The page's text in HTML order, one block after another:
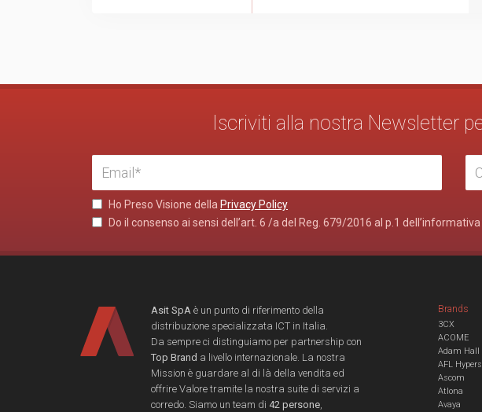
Iscriviti alla nostra Newsletter
Ho Preso Visione della Privacy Policy
Do il consenso ai sensi dell’art. 6 /a del Reg. 679/2016 al p.1 dell’informativa
Asit SpA è un punto di riferimento della
distribuzione specializzata ICT in Italia.
Da sempre ci distinguiamo per partnership con
Top Brand a livello internazionale. La nostra
Mission è guardare al di là della vendita ed
offrire Valore tramite la nostra suite di servizi a
corredo. Siamo un team di 42 persone,
Brands
3CX
ACOME
Adam Hall
AFL
Ascom
Atlona
Avaya